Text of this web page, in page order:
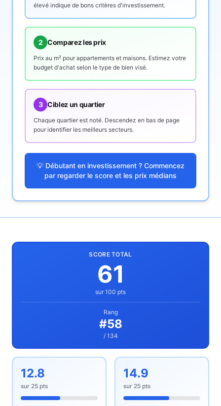
élevé indique de bons critères d'investissement.
2 Comparez les prix
Prix au m² pour appartements et maisons. Estimez votre
budget d'achat selon le type de bien visé.
3 Ciblez un quartier
Chaque quartier est noté. Descendez en bas de page
pour identifier les meilleurs secteurs.
💡 Débutant en investissement ? Commencez
par regarder le score et les prix médians
SCORE TOTAL
61
sur 100 pts
Rang
#58
/ 134
12.8
sur 25 pts
14.9
sur 25 pts